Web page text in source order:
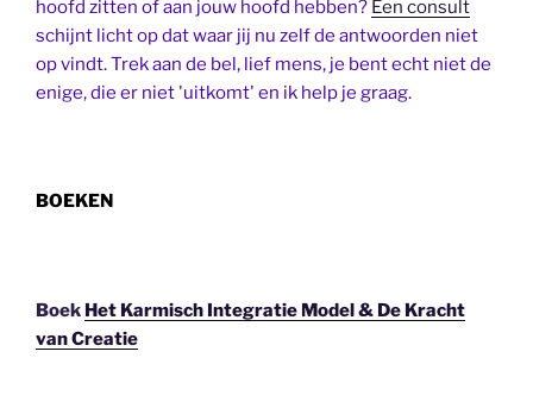
hoofd zitten of aan jouw hoofd hebben? Een consult
schijnt licht op dat waar jij nu zelf de antwoorden niet
op vindt. Trek aan de bel, lief mens, je bent echt niet de
enige, die er niet 'uitkomt' en ik help je graag.
BOEKEN
Boek Het Karmisch Integratie Model & De Kracht
van Creatie